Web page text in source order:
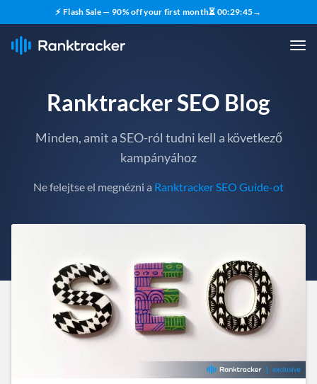
⚡ Flash Sale — 90% off your first month⏳ 00:29:43→
Ranktracker SEO Blog
Minden, amit a SEO-ról tudni kell a következő
kampányához
Ne felejtse el megnézni a Ranktracker SEO Guide-ot